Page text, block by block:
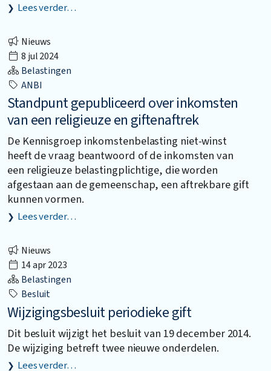
Lees verder…
Nieuws
8 jul 2024
Belastingen
ANBI
Standpunt gepubliceerd over inkomsten
van een religieuze en giftenaftrek
De Kennisgroep inkomstenbelasting niet-winst
heeft de vraag beantwoord of de inkomsten van
een religieuze belastingplichtige, die worden
afgestaan aan de gemeenschap, een aftrekbare gift
kunnen vormen.
Lees verder…
Nieuws
14 apr 2023
Belastingen
Besluit
Wijzigingsbesluit periodieke gift
Dit besluit wijzigt het besluit van 19 december 2014.
De wijziging betreft twee nieuwe onderdelen.
Lees verder…